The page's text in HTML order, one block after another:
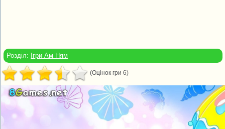
Розділ: Ігри Ам Ням
(Оцінок гри 6)